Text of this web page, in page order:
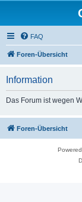
FAQ
Foren-Übersicht
Information
Das Forum ist wegen
Foren-Übersicht